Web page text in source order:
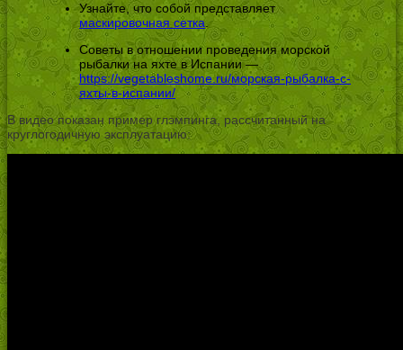
Узнайте, что собой представляет
маскировочная сетка.
Советы в отношении проведения морской
рыбалки на яхте в Испании —
https://vegetableshome.ru/морская-рыбалка-с-
яхты-в-испании/
В видео показан пример глэмпинга, рассчитанный на
круглогодичную эксплуатацию: